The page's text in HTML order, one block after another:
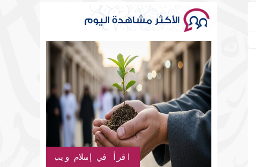
الأكثر مشاهدة اليوم
اقرأ في إسلام ويب